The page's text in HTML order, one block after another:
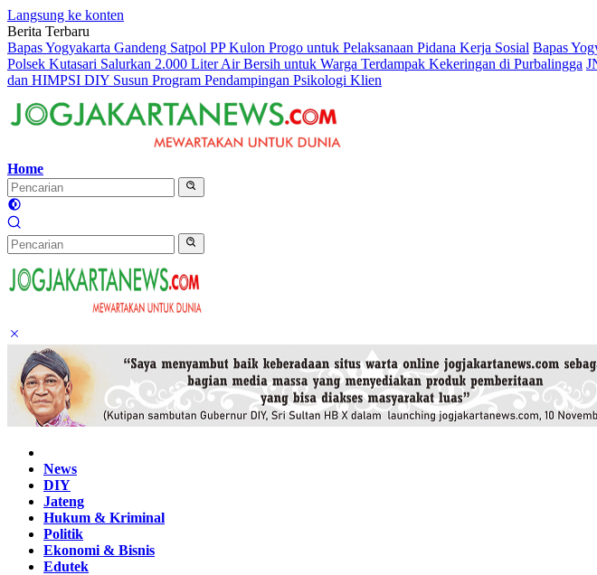
Langsung ke konten
Berita Terbaru
Bapas Yogyakarta Gandeng Satpol PP Kulon Progo untuk Pelaksanaan Pidana Kerja Sosial Bapas
Polsek Kutasari Salurkan 2.000 Liter Air Bersih untuk Warga Terdampak Kekeringan di Purbalingga
dan HIMPSI DIY Susun Program Pendampingan Psikologi Klien
Home
News
DIY
Jateng
Hukum & Kriminal
Politik
Ekonomi & Bisnis
Edutek